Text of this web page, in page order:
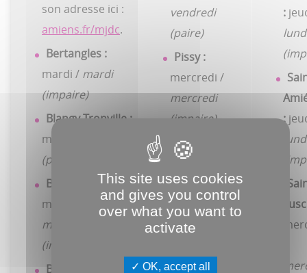
son adresse ici :
amiens.fr/mjdc.
Bertangles :
mardi / mardi
(impaire)
Blangy-Tronville :
mardi /
(paire)
Bovelles :
mercredi /
mercredi
(impaire)
Boves :
vendredi
(paire)
Pissy :
mercredi /
mercredi
(impaire)
Pont-de-Metz
mercredi /
mercredi
(impaire)
Poulainville :
(impaire)
:
:
This site uses cookies
and gives you control
over what you want to
activate
OK, accept all